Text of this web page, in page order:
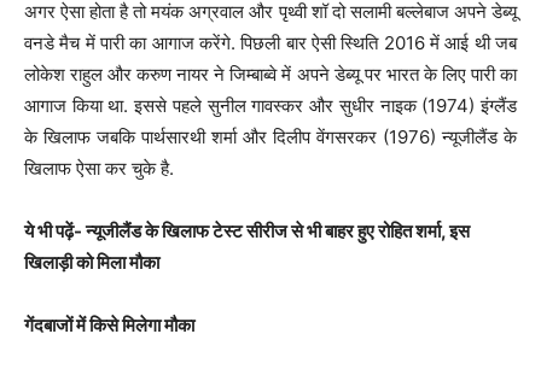
अगर ऐसा होता है तो मयंक अग्रवाल और पृथ्वी शॉ दो सलामी बल्लेबाज अपने डेब्यू
वनडे मैच में पारी का आगाज करेंगे. पिछली बार ऐसी स्थिति 2016 में आई थी जब
लोकेश राहुल और करुण नायर ने जिम्बाब्वे में अपने डेब्यू पर भारत के लिए पारी का
आगाज किया था. इससे पहले सुनील गावस्कर और सुधीर नाइक (1974) इंग्लैंड
के खिलाफ जबकि पार्थसारथी शर्मा और दिलीप वेंगसरकर (1976) न्यूजीलैंड के
खिलाफ ऐसा कर चुके है.
ये भी पढ़ें- न्यूजीलैंड के खिलाफ टेस्ट सीरीज से भी बाहर हुए रोहित शर्मा, इस
खिलाड़ी को मिला मौका
गेंदबाजों में किसे मिलेगा मौका